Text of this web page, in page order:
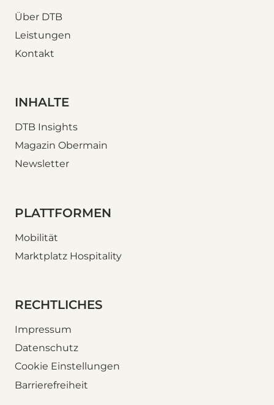
Über DTB
Leistungen
Kontakt
INHALTE
DTB Insights
Magazin Obermain
Newsletter
PLATTFORMEN
Mobilität
Marktplatz Hospitality
RECHTLICHES
Impressum
Datenschutz
Cookie Einstellungen
Barrierefreiheit